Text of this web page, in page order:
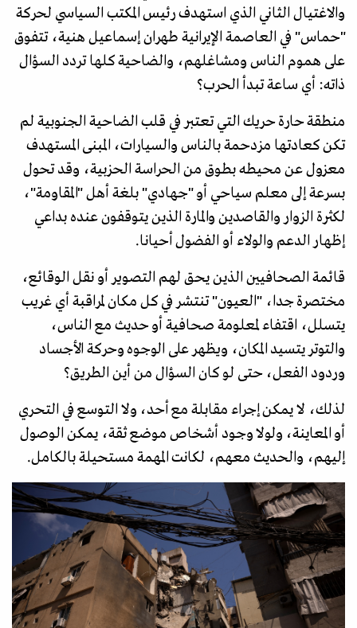
والاغتيال الثاني الذي استهدف رئيس المكتب السياسي لحركة
"حماس" في العاصمة الإيرانية طهران إسماعيل هنية، تتفوق
على هموم الناس ومشاغلهم، والضاحية كلها تردد السؤال
ذاته: أي ساعة تبدأ الحرب؟
منطقة حارة حريك التي تعتبر في قلب الضاحية الجنوبية لم
تكن كعادتها مزدحمة بالناس والسيارات، المبنى المستهدف
معزول عن محيطه بطوق من الحراسة الحزبية، وقد تحول
بسرعة إلى معلم سياحي أو "جهادي" بلغة أهل "المقاومة"،
لكثرة الزوار والقاصدين والمارة الذين يتوقفون عنده بداعي
إظهار الدعم والولاء أو الفضول أحيانا.
قائمة الصحافيين الذين يحق لهم التصوير أو نقل الوقائع،
مختصرة جدا، "العيون" تنتشر في كل مكان لمراقبة أي غريب
يتسلل، اقتفاء لمعلومة صحافية أو حديث مع الناس،
والتوتر يتسيد المكان، ويظهر على الوجوه وحركة الأجساد
وردود الفعل، حتى لو كان السؤال من أين الطريق؟
لذلك، لا يمكن إجراء مقابلة مع أحد، ولا التوسع في التحري
أو المعاينة، ولولا وجود أشخاص موضع ثقة، يمكن الوصول
إليهم، والحديث معهم، لكانت المهمة مستحيلة بالكامل.